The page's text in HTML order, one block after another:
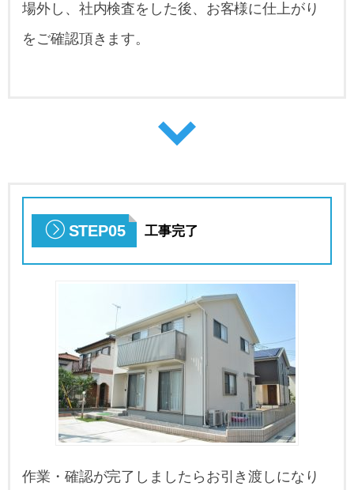
場外し、社内検査をした後、お客様に仕上がり
をご確認頂きます。
STEP05 工事完了
作業・確認が完了しましたらお引き渡しになり